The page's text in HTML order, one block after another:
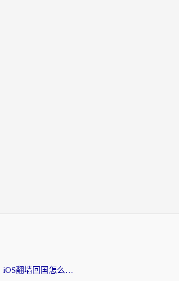
海外党必看：iOS翻墙回国怎么选？一篇搞定无缝访问国内资源